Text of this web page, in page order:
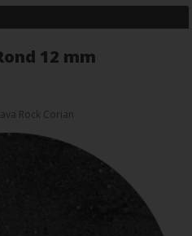
12 mm
Rock Corian